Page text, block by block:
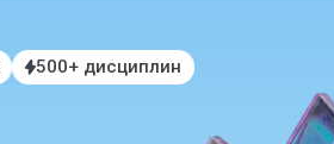
500+ дисциплин